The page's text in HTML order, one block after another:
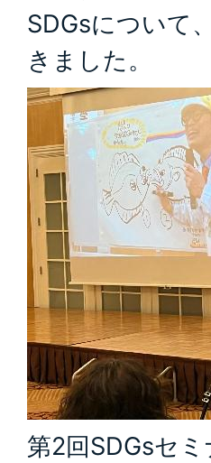
SDGsについて
きました。
第2回SDGsセ